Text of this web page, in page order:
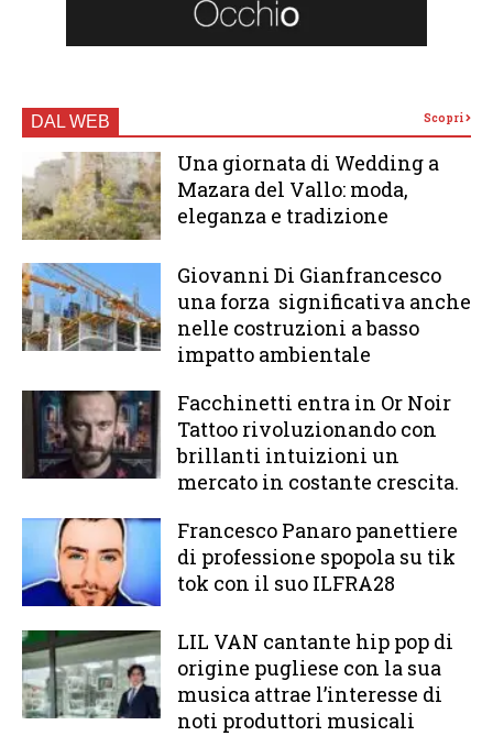
DAL WEB Scopri
Una giornata di Wedding a
Mazara del Vallo: moda,
eleganza e tradizione
Giovanni Di Gianfrancesco
una forza significativa anche
nelle costruzioni a basso
impatto ambientale
Facchinetti entra in Or Noir
Tattoo rivoluzionando con
brillanti intuizioni un
mercato in costante crescita.
Francesco Panaro panettiere
di professione spopola su tik
tok con il suo ILFRA28
LIL VAN cantante hip pop di
origine pugliese con la sua
musica attrae l’interesse di
noti produttori musicali